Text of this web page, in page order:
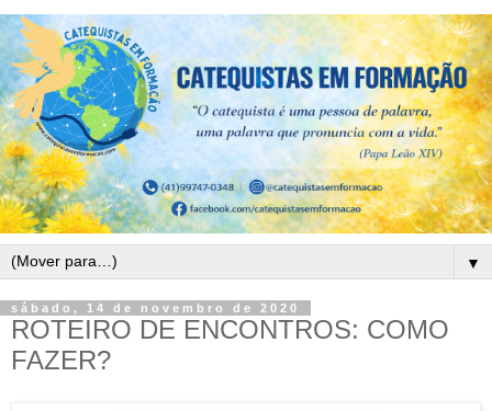
▼
sábado, 14 de novembro de 2020
ROTEIRO DE ENCONTROS: COMO
FAZER?